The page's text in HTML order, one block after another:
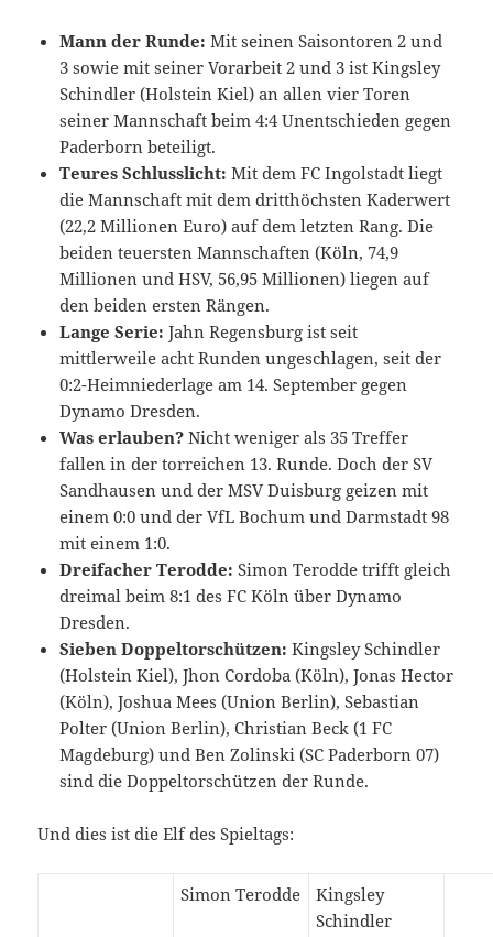
Mann der Runde: Mit seinen Saisontoren 2 und
3 sowie mit seiner Vorarbeit 2 und 3 ist Kingsley
Schindler (Holstein Kiel) an allen vier Toren
seiner Mannschaft beim 4:4 Unentschieden gegen
Paderborn beteiligt.
Teures Schlusslicht: Mit dem FC Ingolstadt liegt
die Mannschaft mit dem dritthöchsten Kaderwert
(22,2 Millionen Euro) auf dem letzten Rang. Die
beiden teuersten Mannschaften (Köln, 74,9
Millionen und HSV, 56,95 Millionen) liegen auf
den beiden ersten Rängen.
Lange Serie:Jahn Regensburg ist seit
mittlerweile acht Runden ungeschlagen, seit der
0:2-Heimniederlage am 14. September gegen
Dynamo Dresden.
Was erlauben?Nicht weniger als 35 Treffer
fallen in der torreichen 13. Runde. Doch der SV
Sandhausen und der MSV Duisburg geizen mit
einem 0:0 und der VfL Bochum und Darmstadt 98
mit einem 1:0.
Dreifacher Terodde:Simon Terodde trifft gleich
dreimal beim 8:1 des FC Köln über Dynamo
Dresden.
Sieben Doppeltorschützen: Kingsley Schindler
(Holstein Kiel), Jhon Cordoba (Köln), Jonas Hector
(Köln), Joshua Mees (Union Berlin), Sebastian
Polter (Union Berlin), Christian Beck (1 FC
Magdeburg) und Ben Zolinski (SC Paderborn 07)
sind die Doppeltorschützen der Runde.
Und dies ist die Elf des Spieltags:
Simon Terodde
Kingsley
Schindler